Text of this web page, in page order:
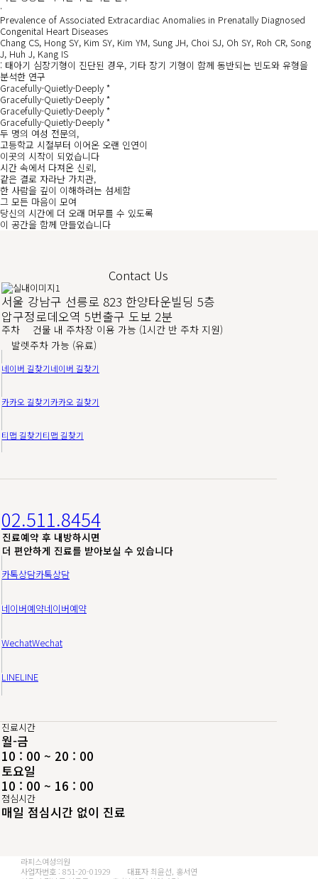
·
Prevalence of Associated Extracardiac Anomalies in Prenatally Diagnosed
Congenital Heart Diseases
Chang CS, Hong SY, Kim SY, Kim YM, Sung JH, Choi SJ, Oh SY, Roh CR, Song
J, Huh J, Kang IS
: 태아기 심장기형이 진단된 경우, 기타 장기 기형이 함께 동반되는 빈도와 유형을
분석한 연구
Gracefully-Quietly-Deeply *
Gracefully-Quietly-Deeply *
Gracefully-Quietly-Deeply *
Gracefully-Quietly-Deeply *
두 명의 여성 전문의,
고등학교 시절부터 이어온 오랜 인연이
이곳의 시작이 되었습니다
시간 속에서 다져온 신뢰,
같은 결로 자라난 가치관,
한 사람을 깊이 이해하려는 섬세함
그 모든 마음이 모여
당신의 시간에 더 오래 머무를 수 있도록
이 공간을 함께 만들었습니다
Contact Us
서울 강남구 선릉로 823 한양타운빌딩 5층
압구정로데오역 5번출구 도보 2분
주차
건물 내 주차장 이용 가능 (1시간 반 주차 지원)
발렛주차 가능 (유료)
네이버 길찾기네이버 길찾기
카카오 길찾기카카오 길찾기
티맵 길찾기티맵 길찾기
02.511.8454
진료예약 후 내방하시면
더 편안하게 진료를 받아보실 수 있습니다
카톡상담카톡상담
네이버예약네이버예약
WechatWechat
LINELINE
진료시간
월-금
10 : 00 ~ 20 : 00
토요일
10 : 00 ~ 16 : 00
점심시간
매일 점심시간 없이 진료
라피스여성의원
사업자번호 : 851-20-01929
대표자 최윤선, 홍서연